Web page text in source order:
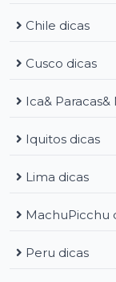
Chile dicas
Cusco dicas
Ica& Paracas&
Iquitos dicas
Lima dicas
MachuPicchu
Peru dicas